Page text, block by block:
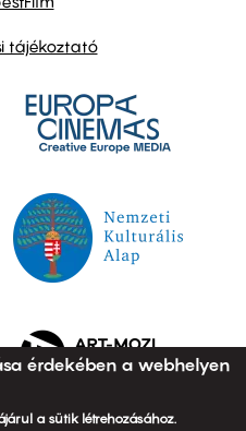
tájékoztató
érdekében a webhelyen
a sütik létrehozásához.